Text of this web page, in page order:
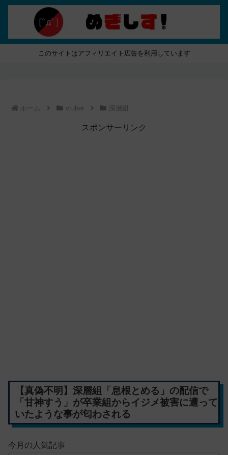
このサイトはアフィリエイト広告を利用しています
ホーム vtuber 深層組
スポンサーリンク
【真偽不明】深層組「息根とめる」の配信で
「甘神すう」が卒業組からイジメ被害に遭って
いたような事が匂わされる
今月の人気記事